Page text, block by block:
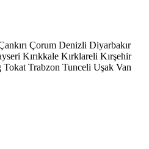
Çorum Denizli Diyarbakır
Kırıkkale Kırklareli Kırşehir
Tokat Trabzon Tunceli Uşak Van